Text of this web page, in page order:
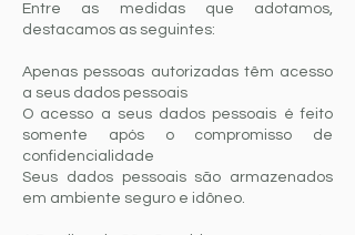
Entre as medidas que adotamos,
destacamos as seguintes:
Apenas pessoas autorizadas têm acesso
a seus dados pessoais
O acesso a seus dados pessoais é feito
somente após o compromisso de
confidencialidade
Seus dados pessoais são armazenados
em ambiente seguro e idôneo.